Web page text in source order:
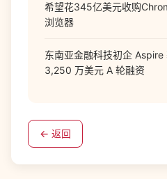
希望花345亿美元收购
浏览器
东南亚金融科技初企 Aspire
3,250 万美元 A 轮融资
← 返回